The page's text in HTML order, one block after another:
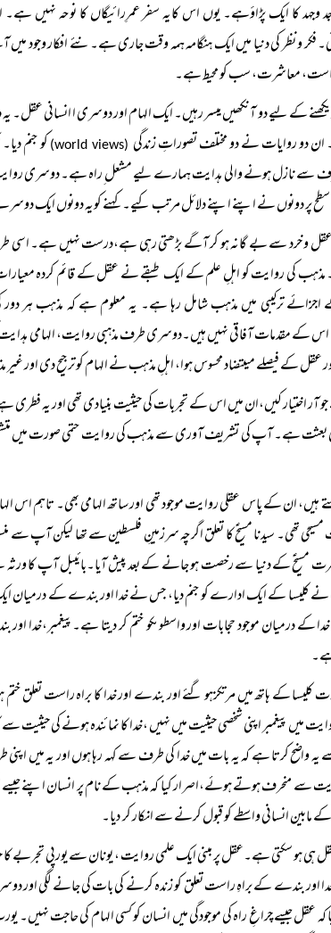
وجہد کا ایک پڑاؤہے۔ یوں اس کایہ سفر عمرِرائیگاں کا نوحہ نہیں
فکر و نظر کی دنیا میں ایک ہنگامہ ہمہ وقت جاری ہے۔نئے افکار
معاشرت، سب کو محیط ہے۔
کے لیے دو آنکھیں میسر رہیں۔ ایک الہام اور دوسری ا انسانی
ان دو روایات نے دو مختلف تصوراتِ زندگی (world views)
کو جنم
سے نازل ہونے والی ہدایت ہمارے لیے مشعل ِراہ ہے۔ دوسری روایت
کی سطح پر دونوں نے اپنے اپنے دلائل مرتب کیے۔ کہنے کویہ دونوں ایک
وہ عقل و خرد سے بے گانہ ہو کر آگے بڑھتی رہی ہے،درست نہیں ہے۔
مذہب کی روایت کو اہلِ علم کے ایک طبقے نے عقل کے قائم
ترکیبی میں مذہب شامل رہا ہے۔ یہ معلوم ہے کہ مذہب ہر
اس کے مقدمات آفاقی نہیں ہیں۔دوسری طرف مذہبی روایت، الہامی
عقل کے فیصلے میںتضاد محسوس ہوا، اہلِ مذہب نے الہام کو ترجیح دی اور
آر اختیار کیں،ان میں اس کے تجربات کی حیثیت بنیادی تھی اور یہ
ہے۔ آپ کی تشریف آوری سے مذہب کی روایت حتمی صورت میں
ہیں، ان کے پاس عقلی روایت موجود تھی اور ساتھ الہامی بھی۔ تاہم
مسیحی تھی۔ سیدنا مسیحؑ کا تعلق اگرچہ سرزمینِ فلسطین سے تھا لیکن
مسیحؑ کے دنیا سے رخصت ہو جانے کے بعد پیش آیا۔بائیبل آپ کا ورثہ
نے کلیسا کے ایک ادارے کو جنم دیا، جس نے خدا اور بندے کے درمیان
درمیان موجود حجابات اور واسطوںکو ختم کر دیتا ہے۔پیغمبر،خدا
کے ہاتھ میں مرتکزہو گئے اور بندے اور خدا کا براہ راست تعلق ختم ہو
میں پیغمبر اپنی شخصی حیثیت میں نہیں ،خدا کا نمائندہ ہونے کی
واضح کرتا ہے کہ یہ بات میں خدا کی طرف سے کہہ رہا ہوں اور یہ میں
منحرف ہوتے ہوئے،اصرار کیا کہ مذہب کے نام پر انسان اپنے جیسے
انسانی واسطے کو قبول کرنے سے انکار کر دیا۔
عقل ہی ہو سکتی ہے۔عقل پر مبنی ایک علمی روایت ، یونان سے یورپی
اور بندے کے براہِ راست تعلق کو زندہ کرنے کی بات کی جانے لگی اور
کہ عقل جیسے چراغِ راہ کی موجودگی میں انسان کو کسی الہام کی حاجت